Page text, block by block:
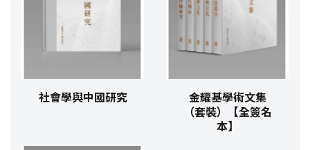
社會學與中國研究
金耀基學術文集
（套裝）【全簽名
本】